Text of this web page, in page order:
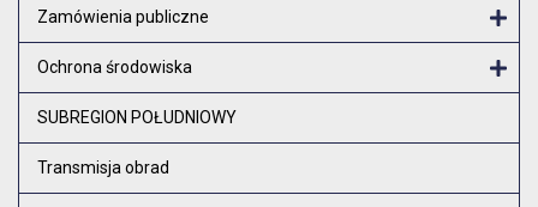
Zamówienia publiczne
Ochrona środowiska
SUBREGION POŁUDNIOWY
Transmisja obrad